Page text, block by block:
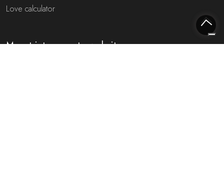
Love calculator
Meest interessante websites